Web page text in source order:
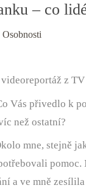
– co
Osobnosti
z TV
Vás přivedlo k
než ostatní?
mne, stejně
pomoc.
a ve mně